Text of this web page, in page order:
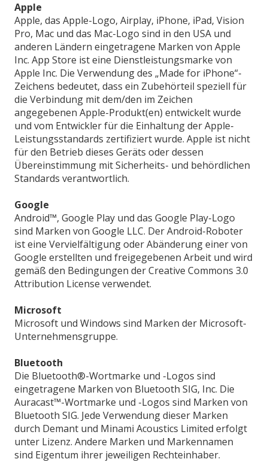
Apple
Apple, das Apple-Logo, Airplay, iPhone, iPad, Vision
Pro, Mac und das Mac-Logo sind in den USA und
anderen Ländern eingetragene Marken von Apple
Inc. App Store ist eine Dienstleistungsmarke von
Apple Inc. Die Verwendung des „Made for iPhone“-
Zeichens bedeutet, dass ein Zubehörteil speziell für
die Verbindung mit dem/den im Zeichen
angegebenen Apple-Produkt(en) entwickelt wurde
und vom Entwickler für die Einhaltung der Apple-
Leistungsstandards zertifiziert wurde. Apple ist nicht
für den Betrieb dieses Geräts oder dessen
Übereinstimmung mit Sicherheits- und behördlichen
Standards verantwortlich.
Google
Android™, Google Play und das Google Play-Logo
sind Marken von Google LLC. Der Android-Roboter
ist eine Vervielfältigung oder Abänderung einer von
Google erstellten und freigegebenen Arbeit und wird
gemäß den Bedingungen der Creative Commons 3.0
Attribution License verwendet.
Microsoft
Microsoft und Windows sind Marken der Microsoft-
Unternehmensgruppe.
Bluetooth
Die Bluetooth®-Wortmarke und -Logos sind
eingetragene Marken von Bluetooth SIG, Inc. Die
Auracast™-Wortmarke und -Logos sind Marken von
Bluetooth SIG. Jede Verwendung dieser Marken
durch Demant und Minami Acoustics Limited erfolgt
unter Lizenz. Andere Marken und Markennamen
sind Eigentum ihrer jeweiligen Rechteinhaber.